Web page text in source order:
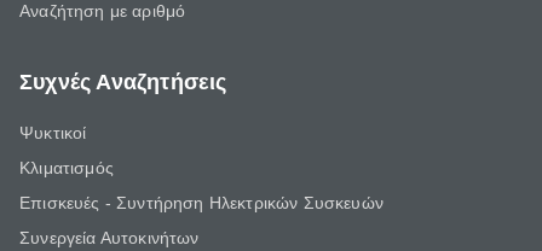
Αναζήτηση με αριθμό
Συχνές Αναζητήσεις
Ψυκτικοί
Κλιματισμός
Επισκευές - Συντήρηση Ηλεκτρικών Συσκευών
Συνεργεία Αυτοκινήτων